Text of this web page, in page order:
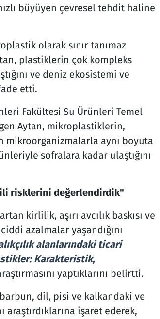
büyüyen çevresel tehdit haline
olarak sınır tanımaz
plastiklerin çok kompleks
ve deniz ekosistemi ve
etti.
Fakültesi Su Ürünleri Temel
Aytan, mikroplastiklerin,
aynı boyuta
sofralara kadar ulaştığını
risklerini değerlendirdik"
kirlilik, aşırı avcılık baskısı ve
azalmalar yaşandığını
alanlarındaki ticari
Karakteristik,
raştırmasını yaptıklarını belirtti.
dil, pisi ve kalkandaki ve
işaret ederek,